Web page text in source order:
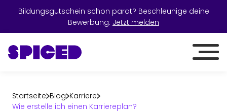
Bildungsgutschein schon parat? Beschleunige deine
Bewerbung: Jetzt melden
Startseite Blog Karriere
Wie erstelle ich einen Karriereplan?